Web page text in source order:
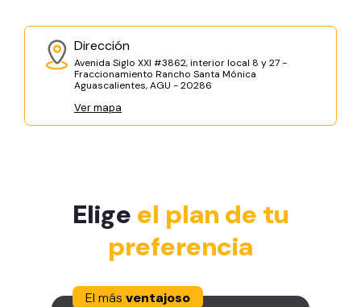
Dirección
Avenida Siglo XXI #3862, interior local 8 y 27 -
Fraccionamiento Rancho Santa Mónica
Aguascalientes, AGU - 20286
Ver mapa
Elige el plan de tu
preferencia
El más ventajoso